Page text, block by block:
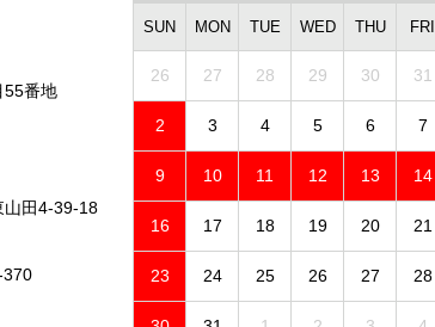
55番地
山田4-39-18
370
SUN MON TUE WED THU FRI
26 27 28 29 30 31
2 3 4 5 6 7
9 10 11 12 13 14
16 17 18 19 20 21
23 24 25 26 27 28